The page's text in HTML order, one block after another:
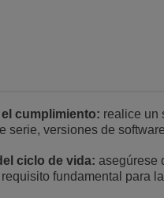
cumplimiento: realice un
serie, versiones de
ciclo de vida: asegúrese
fundamental para